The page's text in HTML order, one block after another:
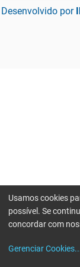
Desenvolvido por
Usamos cookies
possível. Se
concordar com
Gerenciar Cookies
Erro ao enviar